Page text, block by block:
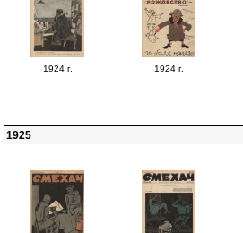
1924 г. 1924 г.
1925